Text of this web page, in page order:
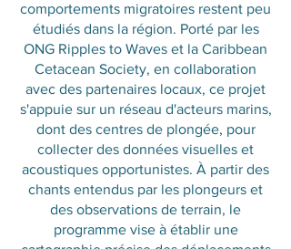
comportements migratoires restent peu
étudiés dans la région. Porté par les
ONG Ripples to Waves et la Caribbean
Cetacean Society, en collaboration
avec des partenaires locaux, ce projet
s'appuie sur un réseau d'acteurs marins,
dont des centres de plongée, pour
collecter des données visuelles et
acoustiques opportunistes. À partir des
chants entendus par les plongeurs et
des observations de terrain, le
programme vise à établir une